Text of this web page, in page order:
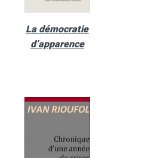
La démocratie
d’apparence